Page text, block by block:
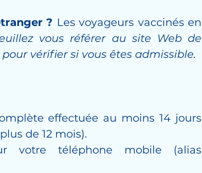
? Les voyageurs vaccinés en
vous référer au site Web de
vérifier si vous êtes admissible.
effectuée au moins 14 jours
de 12 mois).
votre téléphone mobile (alias